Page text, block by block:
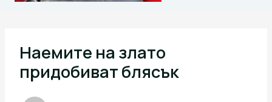
Наемите на злато
придобиват блясък